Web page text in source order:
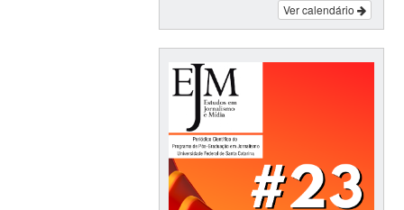
Ver calendário